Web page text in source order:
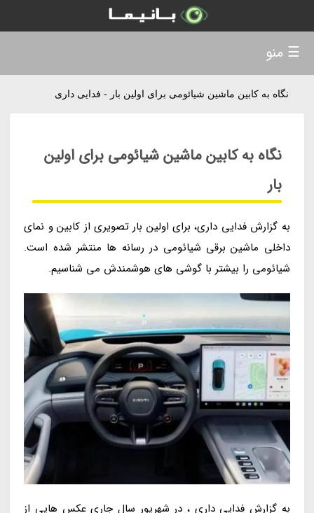
نگاه به کابین ماشین شیائومی برای اولین بار - فدایی داری
نگاه به کابین ماشین شیائومی برای اولین
بار
به گزارش فدایی داری، برای اولین بار تصویری از کابین و نمای
داخلی ماشین برقی شیائومی در رسانه ها منتشر شده است.
شیائومی را بیشتر با گوشی های هوشمندش می شناسیم.
به گزارش فدایی داری ، در شهریور سال جاری عکس هایی از
☰ منو